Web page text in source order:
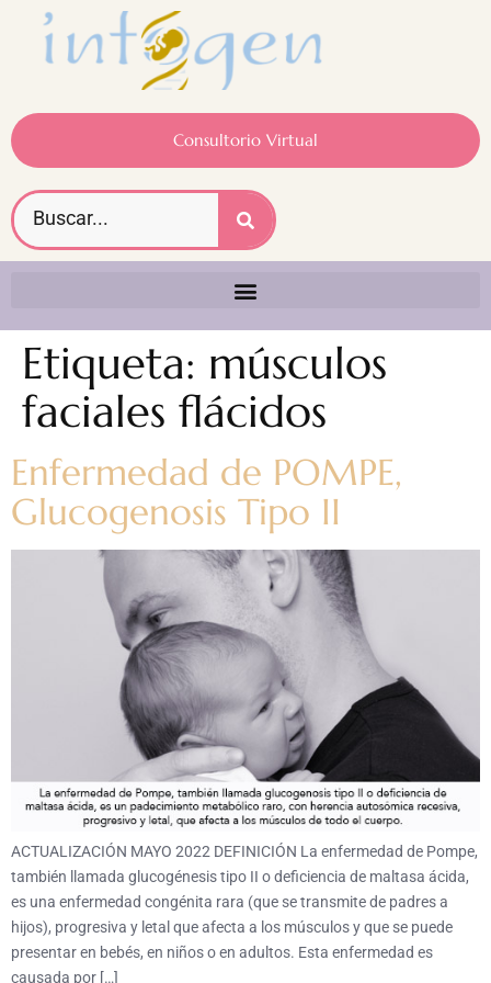
Consultorio Virtual
Etiqueta: músculos
faciales flácidos
Enfermedad de POMPE,
Glucogenosis Tipo II
ACTUALIZACIÓN MAYO 2022 DEFINICIÓN La enfermedad de Pompe,
también llamada glucogénesis tipo II o deficiencia de maltasa ácida,
es una enfermedad congénita rara (que se transmite de padres a
hijos), progresiva y letal que afecta a los músculos y que se puede
presentar en bebés, en niños o en adultos. Esta enfermedad es
causada por […]